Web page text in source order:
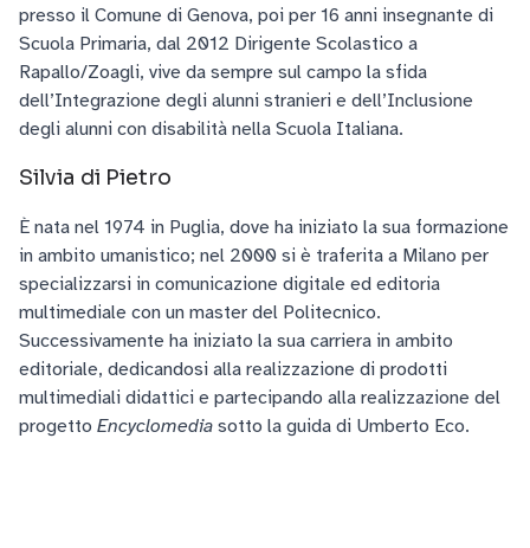
presso il Comune di Genova, poi per 16 anni insegnante di
Scuola Primaria, dal 2012 Dirigente Scolastico a
Rapallo/Zoagli, vive da sempre sul campo la sfida
dell’Integrazione degli alunni stranieri e dell’Inclusione
degli alunni con disabilità nella Scuola Italiana.
Silvia di Pietro
È nata nel 1974 in Puglia, dove ha iniziato la sua formazione
in ambito umanistico; nel 2000 si è traferita a Milano per
specializzarsi in comunicazione digitale ed editoria
multimediale con un master del Politecnico.
Successivamente ha iniziato la sua carriera in ambito
editoriale, dedicandosi alla realizzazione di prodotti
multimediali didattici e partecipando alla realizzazione del
progetto Encyclomedia sotto la guida di Umberto Eco.